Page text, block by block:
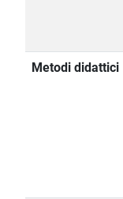
Metodi didattici